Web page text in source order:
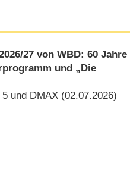
​27 von WBD: 60 Jahre
und „Die
und DMAX (02.07.2026)